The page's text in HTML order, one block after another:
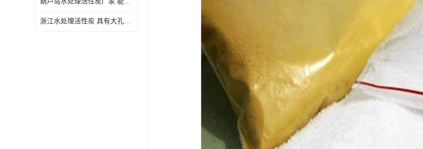
浙江水处理活性炭 具有大孔结构 具有较高的吸附能力